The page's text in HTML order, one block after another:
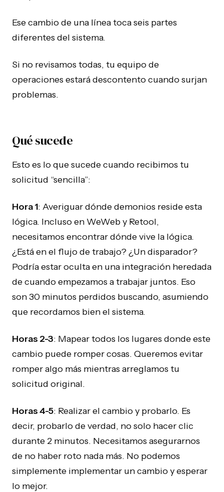
Ese cambio de una línea toca seis partes
diferentes del sistema.
Si no revisamos todas, tu equipo de
operaciones estará descontento cuando surjan
problemas.
Qué sucede
Esto es lo que sucede cuando recibimos tu
solicitud “sencilla”:
Hora 1: Averiguar dónde demonios reside esta
lógica. Incluso en WeWeb y Retool,
necesitamos encontrar dónde vive la lógica.
¿Está en el flujo de trabajo? ¿Un disparador?
Podría estar oculta en una integración heredada
de cuando empezamos a trabajar juntos. Eso
son 30 minutos perdidos buscando, asumiendo
que recordamos bien el sistema.
Horas 2-3: Mapear todos los lugares donde este
cambio puede romper cosas. Queremos evitar
romper algo más mientras arreglamos tu
solicitud original.
Horas 4-5: Realizar el cambio y probarlo. Es
decir, probarlo de verdad, no solo hacer clic
durante 2 minutos. Necesitamos asegurarnos
de no haber roto nada más. No podemos
simplemente implementar un cambio y esperar
lo mejor.